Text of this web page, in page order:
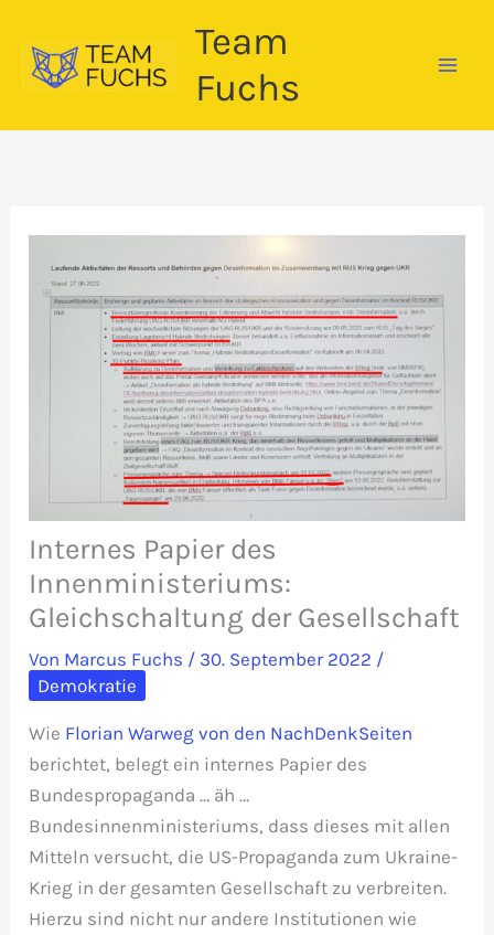
Inhalt
springen
Team
Fuchs
Internes Papier des
Innenministeriums:
Gleichschaltung der Gesellschaft
Von Marcus Fuchs / 30. September 2022 /
Demokratie
Wie Florian Warweg von den NachDenkSeiten
berichtet, belegt ein internes Papier des
Bundespropaganda … äh …
Bundesinnenministeriums, dass dieses mit allen
Mitteln versucht, die US-Propaganda zum Ukraine-
Krieg in der gesamten Gesellschaft zu verbreiten.
Hierzu sind nicht nur andere Institutionen wie